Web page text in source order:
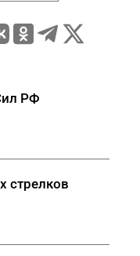
РФ
стрелков